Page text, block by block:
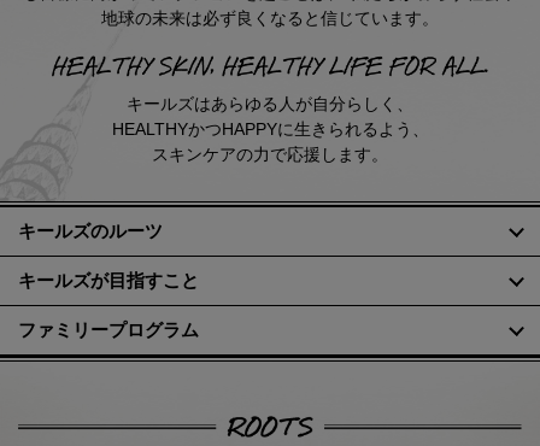
地球の未来は必ず良くなると信じています。
キールズはあらゆる人が自分らしく、
HEALTHYかつHAPPYに生きられるよう、
スキンケアの力で応援します。
キールズのルーツ
キールズが目指すこと
ファミリープログラム